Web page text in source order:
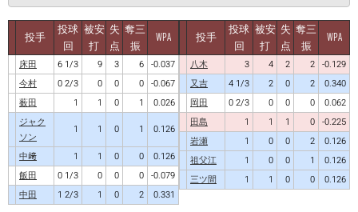
投手
投球
回
被安
打
失
点
奪三
振
WPA
床田 6 1/3 9 3 6 -0.037
今村
0 2/3 0 0 0 -0.067
薮田
1 1 0 1
0.026
ジャク
ソン
1 1 0 1
0.126
中﨑
1 1 0 0
0.126
飯田
0 1/3 0 0 0 -0.079
中田
1 2/3 1 0 2 0.331
投手
投球
回
被安
打
失
点
奪三
振
WPA
八木 3 4 2 2 -0.129
又吉
4 1/3 2 0 2
0.340
岡田
0 2/3 0 0 0
0.062
田島
1 1 1 0 -0.225
岩瀬
1 0 0 2
0.126
祖父江
1 0 0 1
0.126
三ツ間
1 1 0 0 0.126